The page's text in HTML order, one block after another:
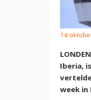
14
Iberia,
week in